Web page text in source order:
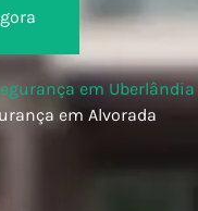
em Uberlândia
em Alvorada